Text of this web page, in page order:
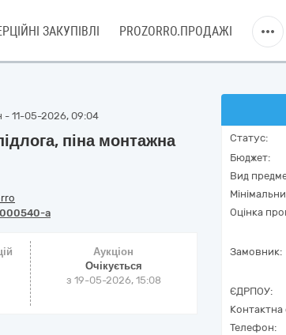
ЗАКУПІВЛІ PROZORRO.ПРОДАЖІ
- 11-05-2026, 09:04
піна монтажна
a
Аукціон
Очікується
з 19-05-2026, 15:08
Статус:
Бюджет:
Вид
Оцінка
Замовник:
ЄДРПОУ:
Контактна
Телефон: